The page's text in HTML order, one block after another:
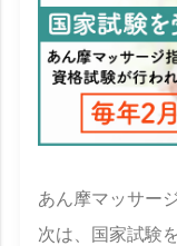
あん摩マッサー
次は、国家試験